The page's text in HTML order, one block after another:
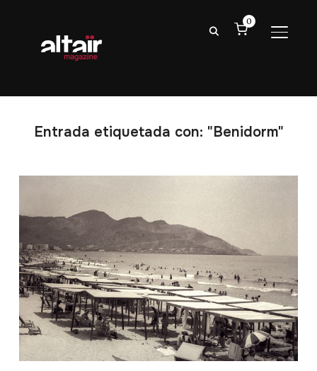
0
Entrada etiquetada con: "Benidorm"